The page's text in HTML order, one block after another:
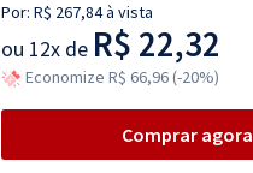
Por: R$ 267,84à vista
ou 12x de R$ 22,32
Economize R$ 66,96 (-20%)
Comprar agora